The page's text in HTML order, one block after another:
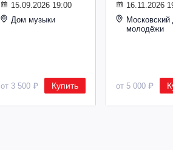
15.09.2026 19:00
Дом музыки
от 3 500 ₽ Купить
16.11.2026
Московский
молодёжи
от 5 000 ₽